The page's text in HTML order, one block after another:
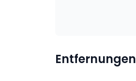
Entfernungen